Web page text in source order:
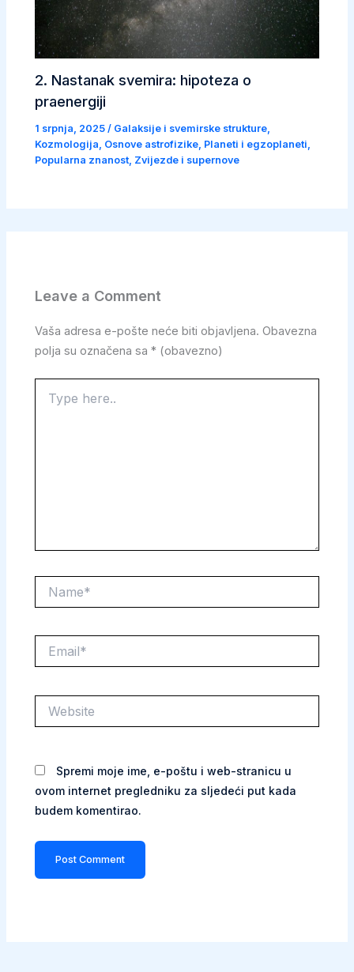
2. Nastanak svemira: hipoteza o
praenergiji
1 srpnja, 2025/ Galaksije i svemirske strukture,
Kozmologija, Osnove astrofizike, Planeti i egzoplaneti,
Popularna znanost, Zvijezde i supernove
Leave a Comment
Vaša adresa e-pošte neće biti objavljena. Obavezna
polja su označena sa* (obavezno)
here..
Spremi moje ime, e-poštu i web-stranicu u
ovom internet pregledniku za sljedeći put kada
budem komentirao.